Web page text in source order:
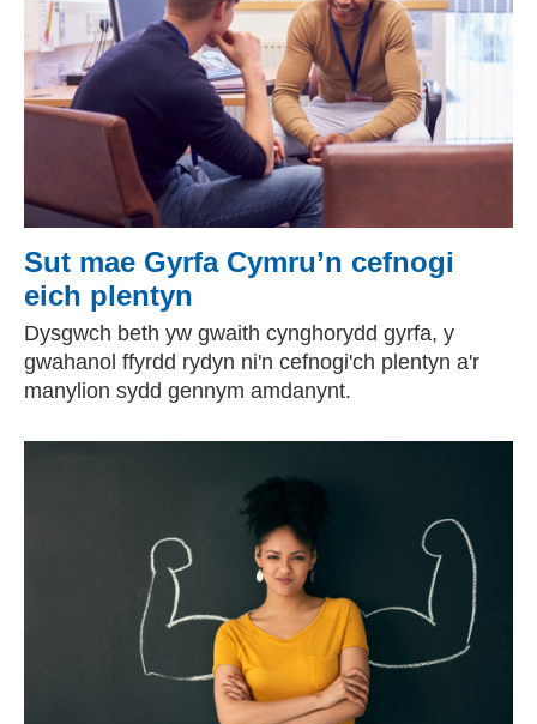
Sut mae Gyrfa Cymru’n cefnogi
eich plentyn
Dysgwch beth yw gwaith cynghorydd gyrfa, y
gwahanol ffyrdd rydyn ni'n cefnogi'ch plentyn a'r
manylion sydd gennym amdanynt.